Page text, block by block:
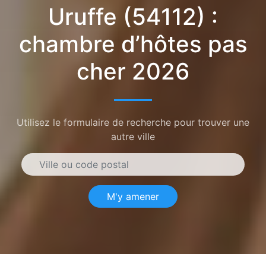
Uruffe (54112) :
chambre d’hôtes pas
cher 2026
Utilisez le formulaire de recherche pour trouver une
autre ville
M'y amener